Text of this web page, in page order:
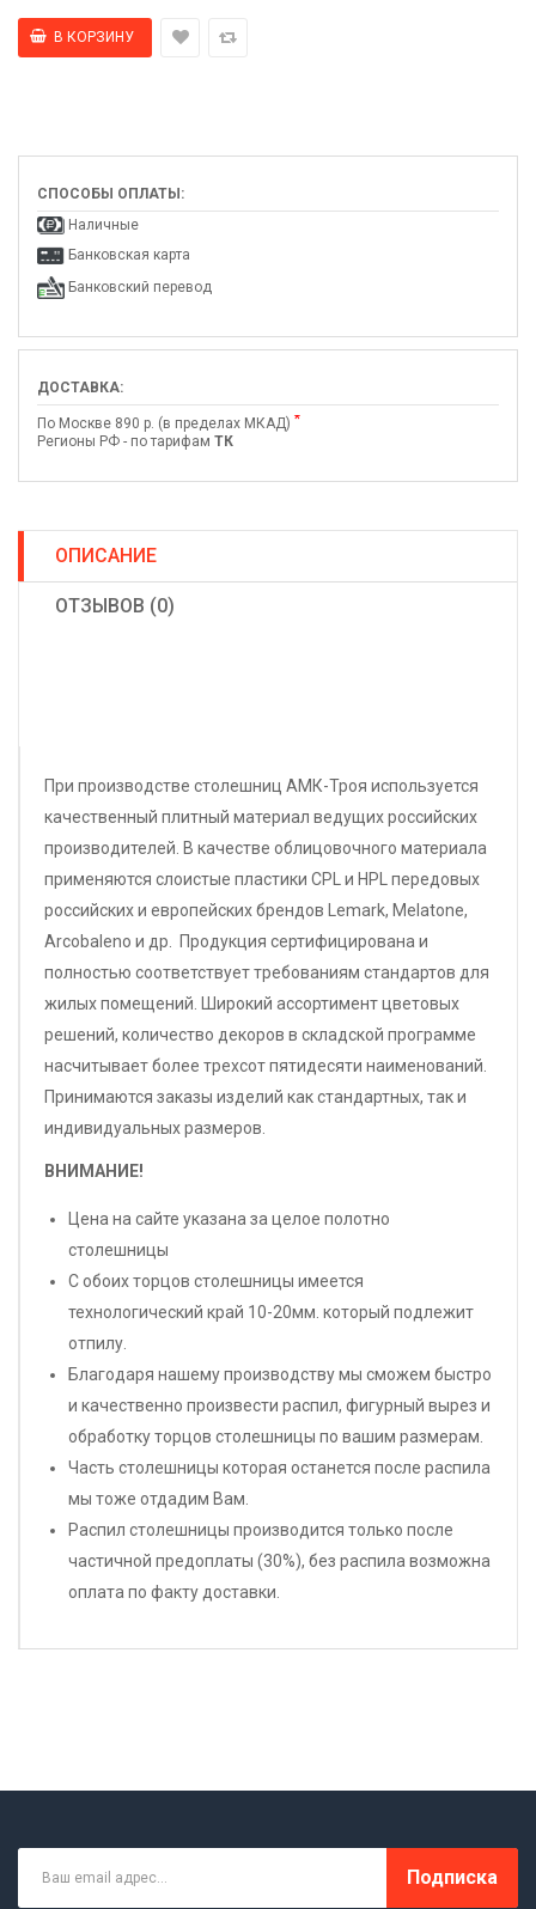
СПОСОБЫ ОПЛАТЫ:
Наличные
Банковская карта
Банковский перевод
ДОСТАВКА:
По Москве 890 р. (в пределах МКАД) *
Регионы РФ - по тарифам ТК
ОПИСАНИЕ
ОТЗЫВОВ (0)
При производстве столешниц АМК-Троя используется
качественный плитный материал ведущих российских
производителей. В качестве облицовочного материала
применяются слоистые пластики CPL и HPL передовых
российских и европейских брендов Lemark, Melatone,
Arcobaleno и др. Продукция сертифицирована и
полностью соответствует требованиям стандартов для
жилых помещений. Широкий ассортимент цветовых
решений, количество декоров в складской программе
насчитывает более трехсот пятидесяти наименований.
Принимаются заказы изделий как стандартных, так и
индивидуальных размеров.
ВНИМАНИЕ!
Цена на сайте указана за целое полотно
столешницы
С обоих торцов столешницы имеется
технологический край 10-20мм. который подлежит
отпилу.
Благодаря нашему производству мы сможем быстро
и качественно произвести распил, фигурный вырез и
обработку торцов столешницы по вашим размерам.
Часть столешницы которая останется после распила
мы тоже отдадим Вам.
Распил столешницы производится только после
частичной предоплаты (30%), без распила возможна
оплата по факту доставки.
Подписка